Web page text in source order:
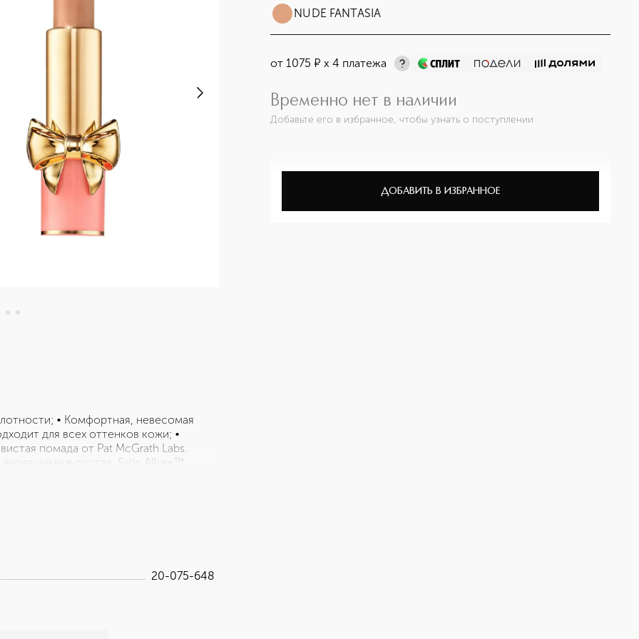
NUDE FANTASIA
от 1075 ¤ х 4 платежа
Временно нет в наличии
Добавьте его в избранное, чтобы узнать о поступлении
ДОБАВИТЬ В ИЗБРАННОЕ
• Комфортная, невесомая
для всех оттенков кожи; •
помада от Pat McGrath Labs.
входящими в состав, Satin Allure™
20-075-648